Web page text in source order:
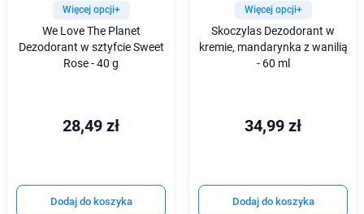
Więcej opcji+
We Love The Planet
Dezodorant w sztyfcie Sweet
Rose - 40 g
28,49 zł
Dodaj do koszyka
Więcej opcji+
Skoczylas Dezodorant w
kremie, mandarynka z wanilią
- 60 ml
34,99 zł
Dodaj do koszyka